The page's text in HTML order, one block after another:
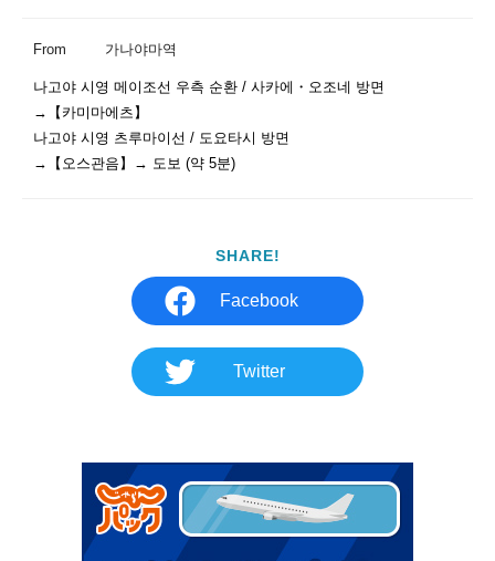
From 가나야마역
나고야 시영 메이조선 우측 순환 / 사카에・오조네 방면
→【카미마에츠】
나고야 시영 츠루마이선 / 도요타시 방면
→【오스관음】→ 도보 (약 5분)
SHARE!
Facebook
Twitter